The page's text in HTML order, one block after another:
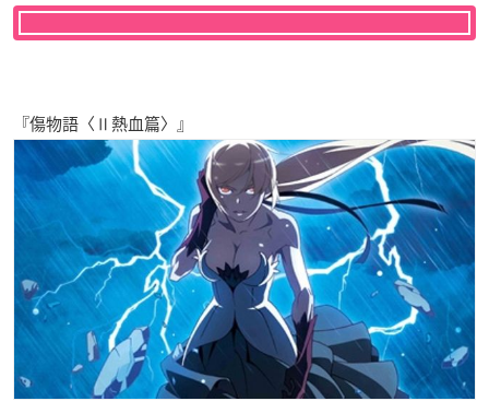
『傷物語〈Ⅱ熱血篇〉』